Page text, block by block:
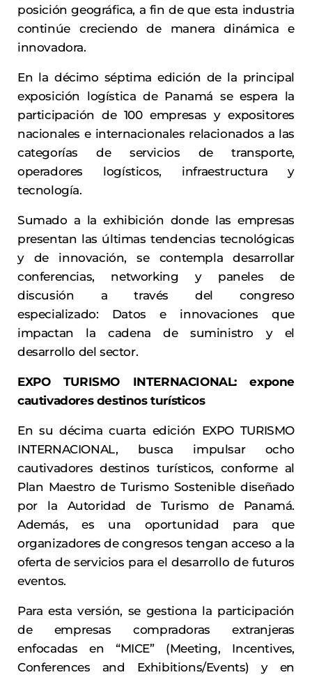
posición geográfica, a fin de que esta industria
continúe creciendo de manera dinámica e
innovadora.
En la décimo séptima edición de la principal
exposición logística de Panamá se espera la
participación de 100 empresas y expositores
nacionales e internacionales relacionados a las
categorías de servicios de transporte,
operadores logísticos, infraestructura y
tecnología.
Sumado a la exhibición donde las empresas
presentan las últimas tendencias tecnológicas
y de innovación, se contempla desarrollar
conferencias, networking y paneles de
discusión a través del congreso
especializado: Datos e innovaciones que
impactan la cadena de suministro y el
desarrollo del sector.
EXPO TURISMO INTERNACIONAL: expone
cautivadores destinos turísticos
En su décima cuarta edición EXPO TURISMO
INTERNACIONAL, busca impulsar ocho
cautivadores destinos turísticos, conforme al
Plan Maestro de Turismo Sostenible diseñado
por la Autoridad de Turismo de Panamá.
Además, es una oportunidad para que
organizadores de congresos tengan acceso a la
oferta de servicios para el desarrollo de futuros
eventos.
Para esta versión, se gestiona la participación
de empresas compradoras extranjeras
enfocadas en “MICE” (Meeting, Incentives,
Conferences and Exhibitions/Events) y en